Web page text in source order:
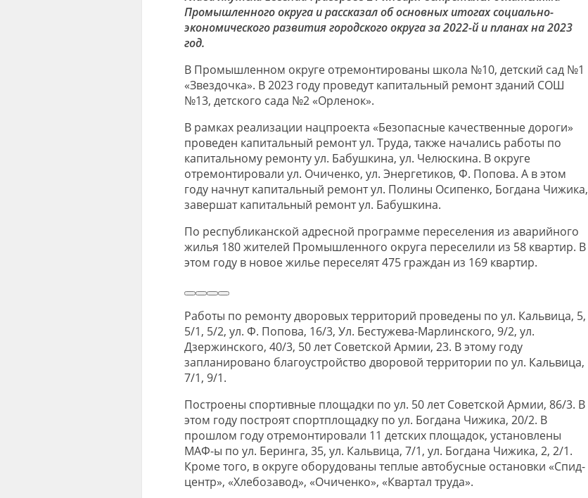
Промышленного округа и рассказал об основных итогах социально-
экономического развития городского округа за 2022-й и планах на 2023
год.
В Промышленном округе отремонтированы школа №10, детский сад №1
«Звездочка». В 2023 году проведут капитальный ремонт зданий СОШ
№13, детского сада №2 «Орленок».
В рамках реализации нацпроекта «Безопасные качественные дороги»
проведен капитальный ремонт ул. Труда, также начались работы по
капитальному ремонту ул. Бабушкина, ул. Челюскина. В округе
отремонтировали ул. Очиченко, ул. Энергетиков, Ф. Попова. А в этом
году начнут капитальный ремонт ул. Полины Осипенко, Богдана Чижика,
завершат капитальный ремонт ул. Бабушкина.
По республиканской адресной программе переселения из аварийного
жилья 180 жителей Промышленного округа переселили из 58 квартир. В
этом году в новое жилье переселят 475 граждан из 169 квартир.
Работы по ремонту дворовых территорий проведены по ул. Кальвица, 5,
5/1, 5/2, ул. Ф. Попова, 16/3, Ул. Бестужева-Марлинского, 9/2, ул.
Дзержинского, 40/3, 50 лет Советской Армии, 23. В этому году
запланировано благоустройство дворовой территории по ул. Кальвица,
7/1, 9/1.
Построены спортивные площадки по ул. 50 лет Советской Армии, 86/3. В
этом году построят спортплощадку по ул. Богдана Чижика, 20/2. В
прошлом году отремонтировали 11 детских площадок, установлены
МАФ-ы по ул. Беринга, 35, ул. Кальвица, 7/1, ул. Богдана Чижика, 2, 2/1.
Кроме того, в округе оборудованы теплые автобусные остановки «Спид-
центр», «Хлебозавод», «Очиченко», «Квартал труда».